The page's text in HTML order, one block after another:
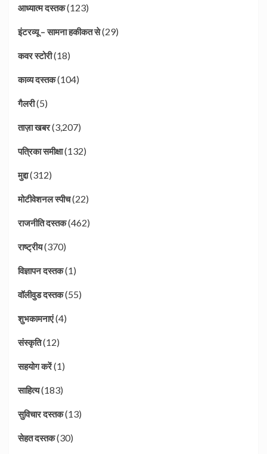
आध्यात्म दस्तक(123)
इंटरव्यू – सामना हकीकत से(29)
कवर स्टोरी(18)
काव्य दस्तक(104)
गैलरी(5)
ताज़ा खबर(3,207)
पत्रिका समीक्षा(132)
मुद्दा(312)
मोटीवेशनल स्पीच(22)
राजनीति दस्तक(462)
राष्ट्रीय(370)
विज्ञापन दस्तक(1)
वॉलीवुड दस्तक(55)
शुभकामनाएं(4)
संस्कृति(12)
सहयोग करें(1)
साहित्य(183)
सुविचार दस्तक(13)
सेहत दस्तक(30)